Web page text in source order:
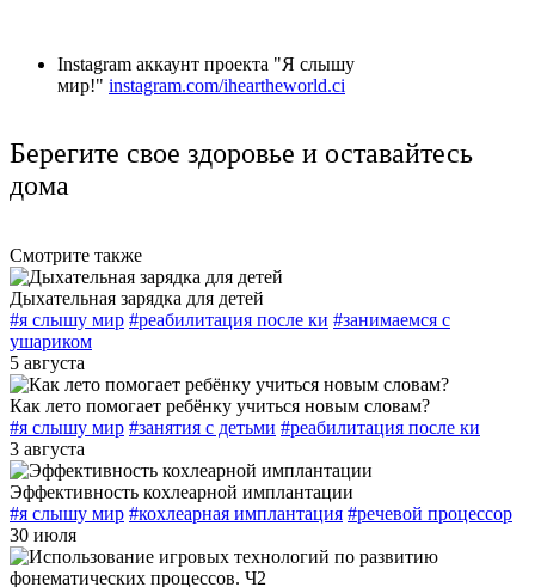
Instagram аккаунт проекта "Я слышу
мир!" instagram.com/iheartheworld.ci
Берегите свое здоровье и оставайтесь
дома
Смотрите также
Дыхательная зарядка для детей
#я слышу мир #реабилитация после ки #занимаемся с
ушариком
5 августа
Как лето помогает ребёнку учиться новым словам?
#я слышу мир #занятия с детьми #реабилитация после ки
3 августа
Эффективность кохлеарной имплантации
#я слышу мир #кохлеарная имплантация #речевой процессор
30 июля